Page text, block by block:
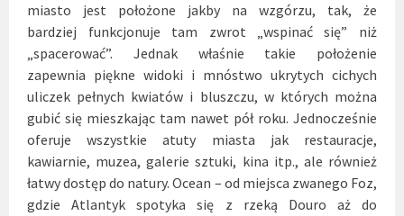
miasto jest położone jakby na wzgórzu, tak, że
bardziej funkcjonuje tam zwrot „wspinać się” niż
„spacerować”. Jednak właśnie takie położenie
zapewnia piękne widoki i mnóstwo ukrytych cichych
uliczek pełnych kwiatów i bluszczu, w których można
gubić się mieszkając tam nawet pół roku. Jednocześnie
oferuje wszystkie atuty miasta jak restauracje,
kawiarnie, muzea, galerie sztuki, kina itp., ale również
łatwy dostęp do natury.Ocean – od miejsca zwanego Foz,
gdzie Atlantyk spotyka się z rzeką Douro aż do